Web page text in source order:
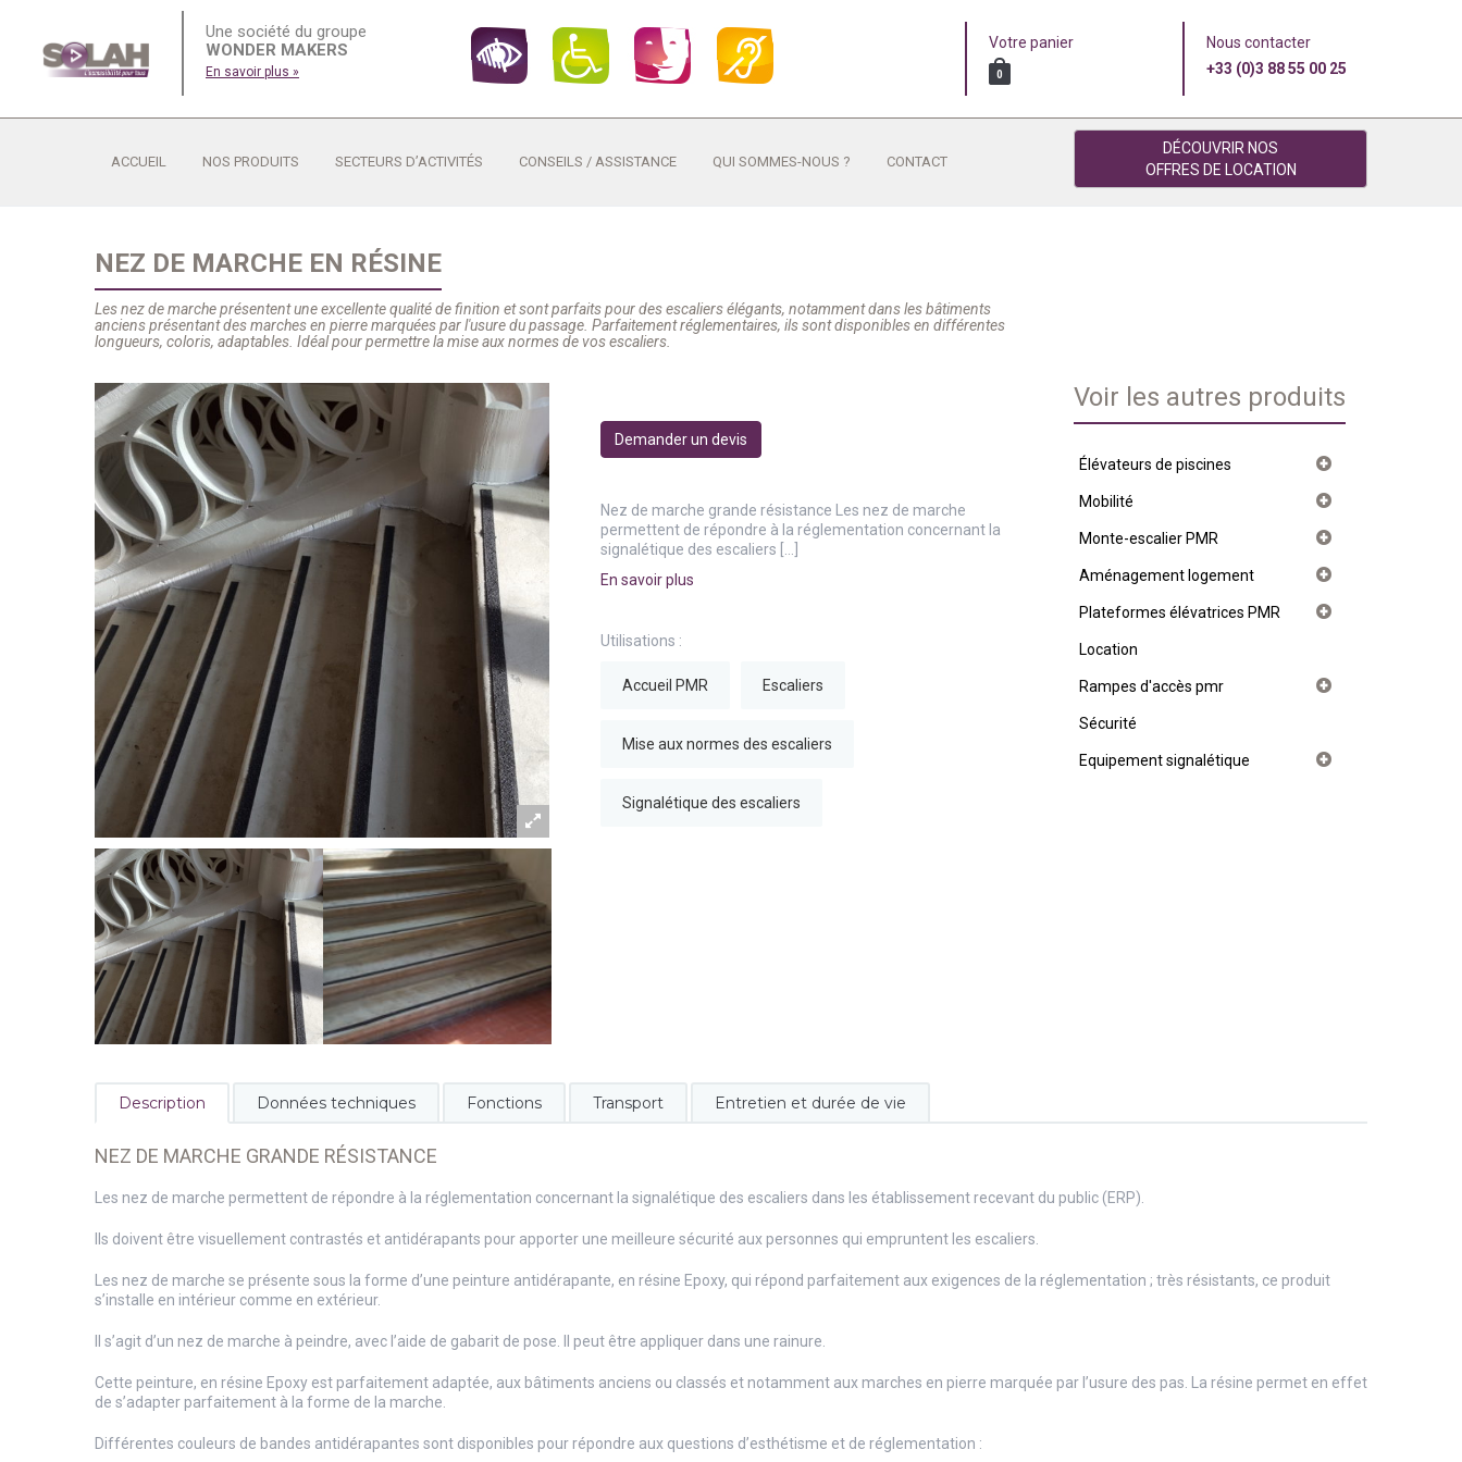
Une société du groupe
WONDER MAKERS
En savoir plus »
Votre panier
0
Nous contacter
+33 (0)3 88 55 00 25
ACCUEIL NOS PRODUITS SECTEURS D’ACTIVITÉS CONSEILS / ASSISTANCE QUI SOMMES-NOUS ? CONTACT
DÉCOUVRIR NOS
OFFRES DE LOCATION
NEZ DE MARCHE EN RÉSINE
Les nez de marche présentent une excellente qualité de finition et sont parfaits pour des escaliers élégants, notamment dans les bâtiments
anciens présentant des marches en pierre marquées par l'usure du passage. Parfaitement réglementaires, ils sont disponibles en différentes
longueurs, coloris, adaptables. Idéal pour permettre la mise aux normes de vos escaliers.
Demander un devis
Nez de marche grande résistance Les nez de marche
permettent de répondre à la réglementation concernant la
signalétique des escaliers […]
En savoir plus
Utilisations :
Accueil PMR Escaliers
Mise aux normes des escaliers
Signalétique des escaliers
Voir les autres produits
Élévateurs de piscines
Mobilité
Monte-escalier PMR
Aménagement logement
Plateformes élévatrices PMR
Location
Rampes d'accès pmr
Sécurité
Equipement signalétique
Description Données techniques Fonctions Transport Entretien et durée de vie
NEZ DE MARCHE GRANDE RÉSISTANCE
Les nez de marche permettent de répondre à la réglementation concernant la signalétique des escaliers dans les établissement recevant du public (ERP).
Ils doivent être visuellement contrastés et antidérapants pour apporter une meilleure sécurité aux personnes qui empruntent les escaliers.
Les nez de marche se présente sous la forme d’une peinture antidérapante, en résine Epoxy, qui répond parfaitement aux exigences de la réglementation ; très résistants, ce produit
s’installe en intérieur comme en extérieur.
Il s’agit d’un nez de marche à peindre, avec l’aide de gabarit de pose. Il peut être appliquer dans une rainure.
Cette peinture, en résine Epoxy est parfaitement adaptée, aux bâtiments anciens ou classés et notamment aux marches en pierre marquée par l’usure des pas. La résine permet en effet
de s’adapter parfaitement à la forme de la marche.
Différentes couleurs de bandes antidérapantes sont disponibles pour répondre aux questions d’esthétisme et de réglementation :